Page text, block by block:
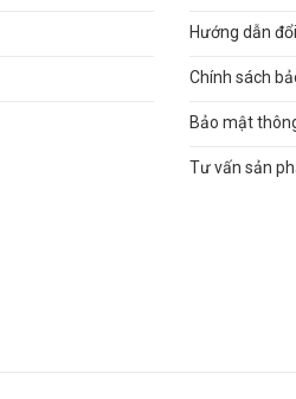
Hướng dẫn
Chính sách
Bảo mật
Tư vấn sản